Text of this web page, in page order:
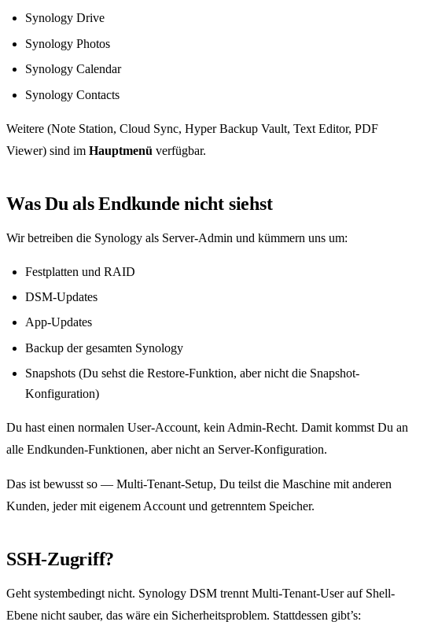
Synology Drive
Synology Photos
Synology Calendar
Synology Contacts
Weitere (Note Station, Cloud Sync, Hyper Backup Vault, Text Editor, PDF
Viewer) sind im Hauptmenü verfügbar.
Was Du als Endkunde nicht siehst
Wir betreiben die Synology als Server-Admin und kümmern uns um:
Festplatten und RAID
DSM-Updates
App-Updates
Backup der gesamten Synology
Snapshots (Du sehst die Restore-Funktion, aber nicht die Snapshot-
Konfiguration)
Du hast einen normalen User-Account, kein Admin-Recht. Damit kommst Du an
alle Endkunden-Funktionen, aber nicht an Server-Konfiguration.
Das ist bewusst so — Multi-Tenant-Setup, Du teilst die Maschine mit anderen
Kunden, jeder mit eigenem Account und getrenntem Speicher.
SSH-Zugriff?
Geht systembedingt nicht. Synology DSM trennt Multi-Tenant-User auf Shell-
Ebene nicht sauber, das wäre ein Sicherheitsproblem. Stattdessen gibt’s: